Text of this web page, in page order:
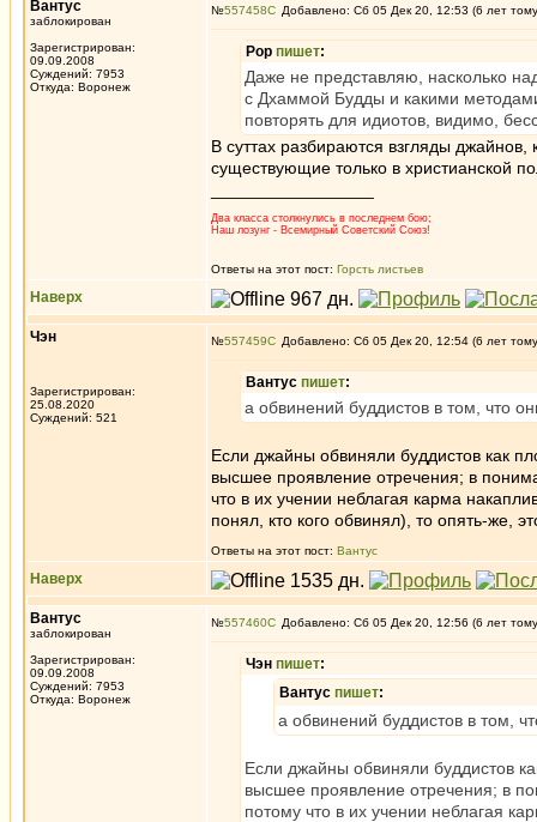
Вантус
заблокирован
Зарегистрирован:
09.09.2008
Суждений: 7953
Откуда: Воронеж
№557458 Добавлено: Сб 05 Дек 20, 12:53 (6 лет
Pop пишет:
Даже не представляю, насколько
с Дхаммой Будды и какими
повторять для идиотов, видимо,
В суттах разбираются взгляды
существующие только в христианской
Два класса столкнулись в последнем бою;
Наш лозунг - Всемирный Советский Союз!
Ответы на этот пост: Горсть листьев
Наверх
Чэн
Зарегистрирован:
25.08.2020
Суждений: 521
№557459 Добавлено: Сб 05 Дек 20, 12:54 (6 лет
Вантус пишет:
а обвинений буддистов в том, что
Если джайны обвиняли буддистов как
высшее проявление отречения; в
что в их учении неблагая карма
понял, кто кого обвинял), то опять-же,
Ответы на этот пост: Вантус
Наверх
Вантус
заблокирован
Зарегистрирован:
09.09.2008
Суждений: 7953
Откуда: Воронеж
№557460 Добавлено: Сб 05 Дек 20, 12:56 (6 лет
Чэн пишет:
Вантус пишет:
а обвинений буддистов в том,
Если джайны обвиняли буддистов
высшее проявление отречения; в
потому что в их учении неблагая